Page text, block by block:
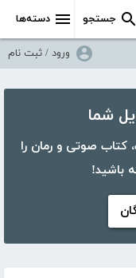
دسته‌ها جستجو
ورود / ثبت نام
کتابراه، بیش از ۵۰،۰۰۰ کتاب، کتاب صوتی و رمان را
باشید!